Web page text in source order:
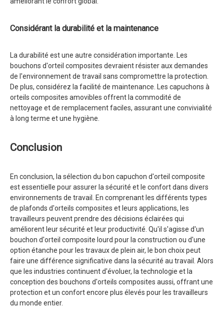
Considérant la durabilité et la maintenance
La durabilité est une autre considération importante. Les
bouchons d'orteil composites devraient résister aux demandes
de l'environnement de travail sans compromettre la protection.
De plus, considérez la facilité de maintenance. Les capuchons à
orteils composites amovibles offrent la commodité de
nettoyage et de remplacement faciles, assurant une convivialité
à long terme et une hygiène.
Conclusion
En conclusion, la sélection du bon capuchon d'orteil composite
est essentielle pour assurer la sécurité et le confort dans divers
environnements de travail. En comprenant les différents types
de plafonds d'orteils composites et leurs applications, les
travailleurs peuvent prendre des décisions éclairées qui
améliorent leur sécurité et leur productivité. Qu'il s'agisse d'un
bouchon d'orteil composite lourd pour la construction ou d'une
option étanche pour les travaux de plein air, le bon choix peut
faire une différence significative dans la sécurité au travail. Alors
que les industries continuent d'évoluer, la technologie et la
conception des bouchons d'orteils composites aussi, offrant une
protection et un confort encore plus élevés pour les travailleurs
du monde entier.